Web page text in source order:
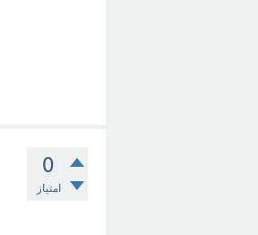
0
امتیاز